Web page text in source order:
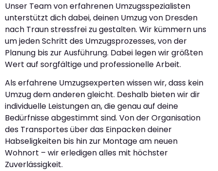
Unser Team von erfahrenen Umzugsspezialisten
unterstützt dich dabei, deinen Umzug von Dresden
nach Traun stressfrei zu gestalten. Wir kümmern uns
um jeden Schritt des Umzugsprozesses, von der
Planung bis zur Ausführung. Dabei legen wir größten
Wert auf sorgfältige und professionelle Arbeit.
Als erfahrene Umzugsexperten wissen wir, dass kein
Umzug dem anderen gleicht. Deshalb bieten wir dir
individuelle Leistungen an, die genau auf deine
Bedürfnisse abgestimmt sind. Von der Organisation
des Transportes über das Einpacken deiner
Habseligkeiten bis hin zur Montage am neuen
Wohnort – wir erledigen alles mit höchster
Zuverlässigkeit.